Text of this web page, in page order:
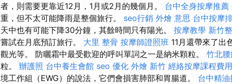
者，則需要更靠近12月，1月或2月的幾個月。 台中全身按摩推薦
重，但不太可能降雨是整個旅行。 seo行銷 外燴 意思 台中按摩
天中也有可能下降30分鐘，其餘時間只有陽光。 按摩教學 新竹
嘗試在月底預訂旅行。 大里 整骨 按摩師證照班 11月還帶來了出
觀光等。 防曬霜中最受歡迎的呼叫單詞之一是納米顆粒。 竹北腰
粒。 辦護照 台中養生會館 seo 優化 外燴 新竹 經絡按摩課程費用
境工作組（EWG）的說法，它們會損害肺部和胃腸道。 台中精